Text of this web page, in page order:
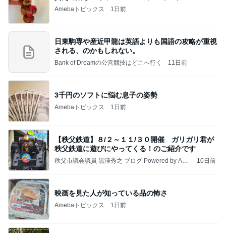
Amebaトピックス 1日前
日東駒専や産近甲龍は英語よりも国語の攻略が重視
される、のかもしれない。
Bank of Dreamの公営競技はどこへ行く 11日前
3千円のソフトに悩む息子の姿勢
Amebaトピックス 1日前
【秩父鉄道】８/２～１１/３０開催 ガリガリ君が
秩父鉄道に遊びにやってくる！のご紹介です
秩父市議会議員 黒澤秀之 ブログ Powered by Ame
10日前
映画を見た人が知っている品の怖さ
Amebaトピックス 1日前